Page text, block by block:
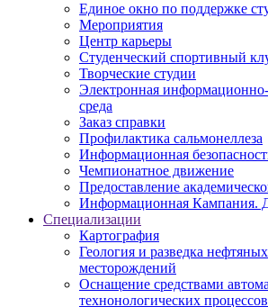
Единое окно по поддержке
Мероприятия
Центр карьеры
Студенческий спортивный
Творческие студии
Электронная информационно-
среда
Заказ справки
Профилактика сальмонеллеза
Информационная
Чемпионатное движение
Предоставление
Информационная Кампания.
Специализации
Картография
Геология и разведка
месторождений
Оснащение средствами
технонологических